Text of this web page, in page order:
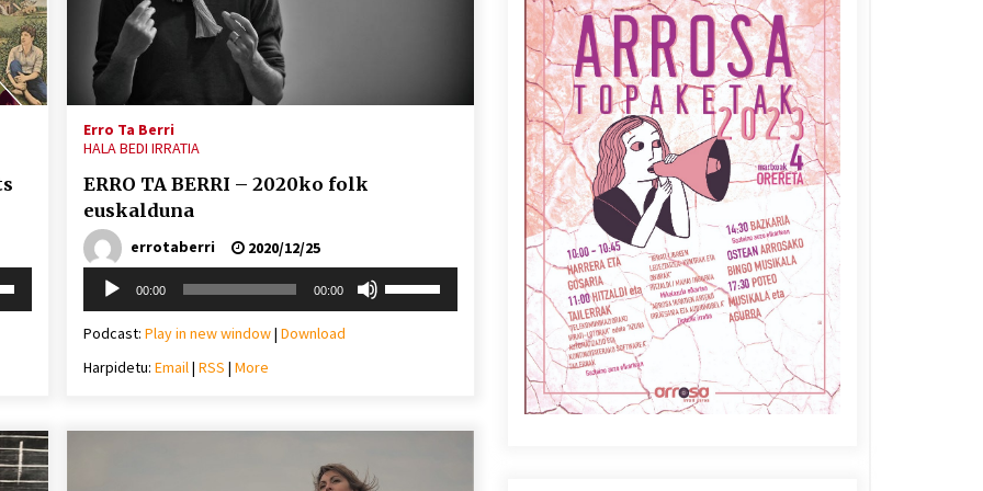
Arrosa sareko IX. topaketak!
2021/10/13
Azaroak 6 Iurretan Arrosa
sarearen IX. topaketak
2021/10/04
2021/07/16
Berria egunkarian
elkarrizketa Arrosaren 20
urteez
2021/07/06
Zebrabidearen denboraldi
Arrosaren laburpen bideoa
Hamaika Telebistaren eskutik
2021/06/30
Erro Ta Berri
HALA BEDI IRRATIA
ERRO TA BERRI – 2020ko folk
euskalduna
errotaberri
2020/12/25
Soinu
erreproduzigailua
00:00 00:00
Podcast: Play in new window| Download
Harpidetu: Email| RSS | More